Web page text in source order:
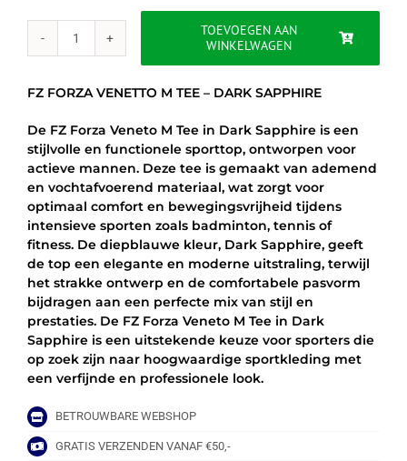
FZ
TEE
SAPPHIRE
aantal
TOEVOEGEN AAN
WINKELWAGEN
FZ FORZA VENETTO M TEE – DARK SAPPHIRE
De FZ Forza Veneto M Tee in Dark Sapphire is een
stijlvolle en functionele sporttop, ontworpen voor
actieve mannen. Deze tee is gemaakt van ademend
en vochtafvoerend materiaal, wat zorgt voor
optimaal comfort en bewegingsvrijheid tijdens
intensieve sporten zoals badminton, tennis of
fitness. De diepblauwe kleur, Dark Sapphire, geeft
de top een elegante en moderne uitstraling, terwijl
het strakke ontwerp en de comfortabele pasvorm
bijdragen aan een perfecte mix van stijl en
prestaties. De FZ Forza Veneto M Tee in Dark
Sapphire is een uitstekende keuze voor sporters die
op zoek zijn naar hoogwaardige sportkleding met
een verfijnde en professionele look.
BETROUWBARE WEBSHOP
GRATIS VERZENDEN VANAF €50,-